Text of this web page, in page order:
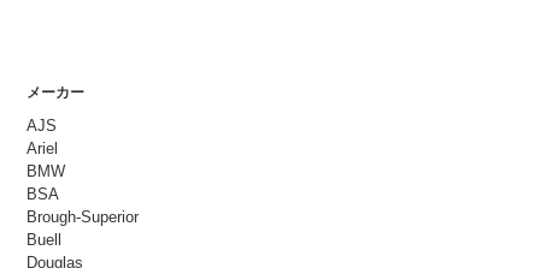
メーカー
AJS
Ariel
BMW
BSA
Brough-Superior
Buell
Douglas